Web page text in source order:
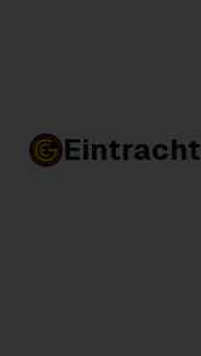
Eintracht